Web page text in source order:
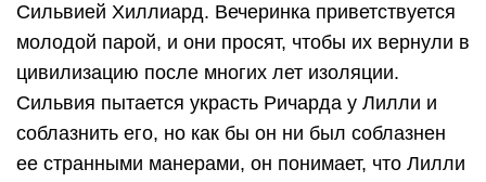
Сильвией Хиллиард. Вечеринка приветствуется
молодой парой, и они просят, чтобы их вернули в
цивилизацию после многих лет изоляции.
Сильвия пытается украсть Ричарда у Лилли и
соблазнить его, но как бы он ни был соблазнен
ее странными манерами, он понимает, что Лилли